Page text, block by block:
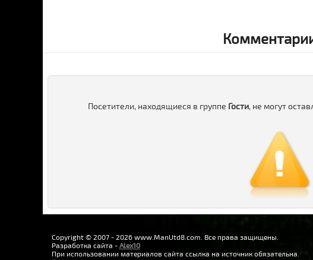
Посетители, находящиеся в группе Гости, не могут
Copyright © 2007 - 2026 www.ManUtd8.com. Все права защищены.
Разработка сайта - Alex10
При использовании материалов сайта ссылка на источник обязательна.